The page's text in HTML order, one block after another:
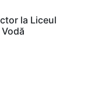
la Liceul